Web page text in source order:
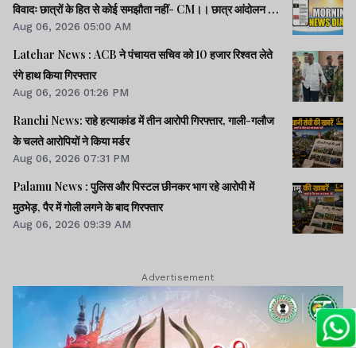
विवादः छात्रों के हित से कोई समझौता नहीं- CM।। छात्र आंदोलन के
समर्थन में झारखंड आएंगे अभिजीत दीपके।। जब तक अमित शाह सदन
में जवाब नहीं देते, चर्चा नहीं होगीः राहुल।। समेत कई खबरें व वीडियो.
Aug 06, 2026 05:00 AM
Latehar News : ACB ने पंचायत सचिव को 10 हजार रिश्वत लेते
रंगे हाथ किया गिरफ्तार
Aug 06, 2026 01:26 PM
Ranchi News: राहे हत्याकांड में तीन आरोपी गिरफ्तार, गाली-गलौज
के चलते आरोपियों ने किया मर्डर
Aug 06, 2026 07:31 PM
Palamu News : पुलिस और पिस्टल छीनकर भाग रहे आरोपी में
मुठभेड़, पैर में गोली लगने के बाद गिरफ्तार
Aug 06, 2026 09:39 AM
Advertisement